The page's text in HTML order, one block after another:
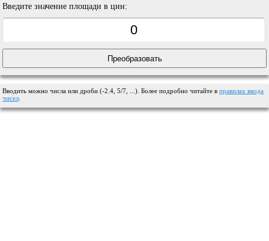
Введите значение площади в цин:
Вводить можно числа или дроби (-2.4, 5/7, ...). Более подробно читайте в правилах ввода
чисел